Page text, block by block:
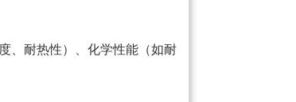
、耐热性）、化学性能（如耐